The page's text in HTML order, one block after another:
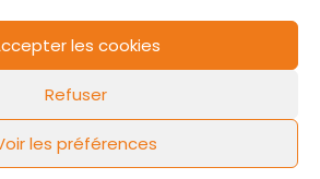
les cookies
Refuser
les préférences
légales Politique de cookies
FLOW44